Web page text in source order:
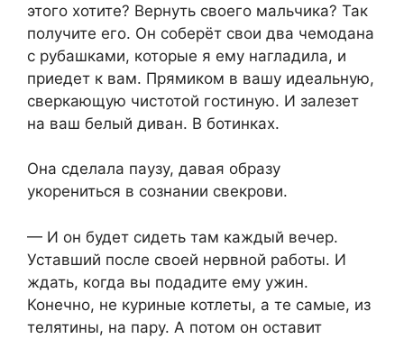
этого хотите? Вернуть своего мальчика? Так
получите его. Он соберёт свои два чемодана
с рубашками, которые я ему нагладила, и
приедет к вам. Прямиком в вашу идеальную,
сверкающую чистотой гостиную. И залезет
на ваш белый диван. В ботинках.
Она сделала паузу, давая образу
укорениться в сознании свекрови.
— И он будет сидеть там каждый вечер.
Уставший после своей нервной работы. И
ждать, когда вы подадите ему ужин.
Конечно, не куриные котлеты, а те самые, из
телятины, на пару. А потом он оставит